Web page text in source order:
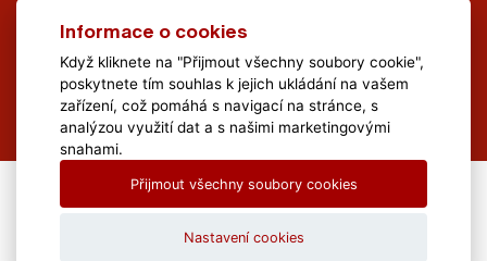
All Rights Reserved Muzeum Brněnska © 2020, Webdesign by
Informace o cookies
Když kliknete na "Přijmout všechny soubory cookie",
poskytnete tím souhlas k jejich ukládání na vašem
zařízení, což pomáhá s navigací na stránce, s
analýzou využití dat a s našimi marketingovými
snahami.
Přijmout všechny soubory cookies
Nastavení cookies